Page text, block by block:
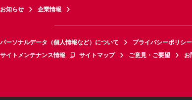
お知らせ 企業情報
パーソナルデータ（個人情報など）について プライバシーポリシー
サイトメンテナンス情報
サイトマップ ご意見・ご要望 お